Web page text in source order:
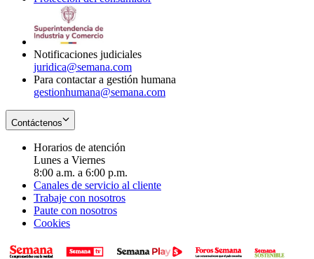
Notificaciones judiciales
juridica@semana.com
Para contactar a gestión humana
gestionhumana@semana.com
Contáctenos
Horarios de atención
Lunes a Viernes
8:00 a.m. a 6:00 p.m.
Canales de servicio al cliente
Trabaje con nosotros
Paute con nosotros
Cookies